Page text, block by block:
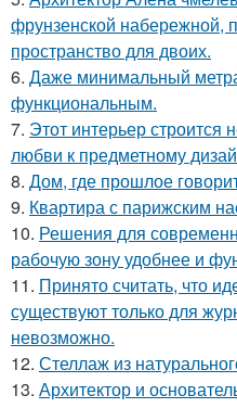
фрунзенской набережной,
пространство для двоих.
6. Даже минимальный
функциональным.
7. Этот интерьер строится
любви к предметному
8. Дом, где прошлое
9. Квартира с парижским
10. Решения для
рабочую зону удобнее и
11. Принято считать, что
существуют только для
невозможно.
12. Стеллаж из
13. Архитектор и